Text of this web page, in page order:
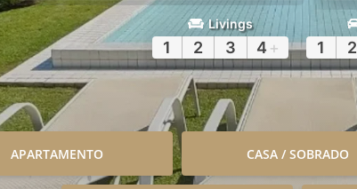
Livings
1 2 3 4 + 1 2
APARTAMENTO CASA / SOBRADO